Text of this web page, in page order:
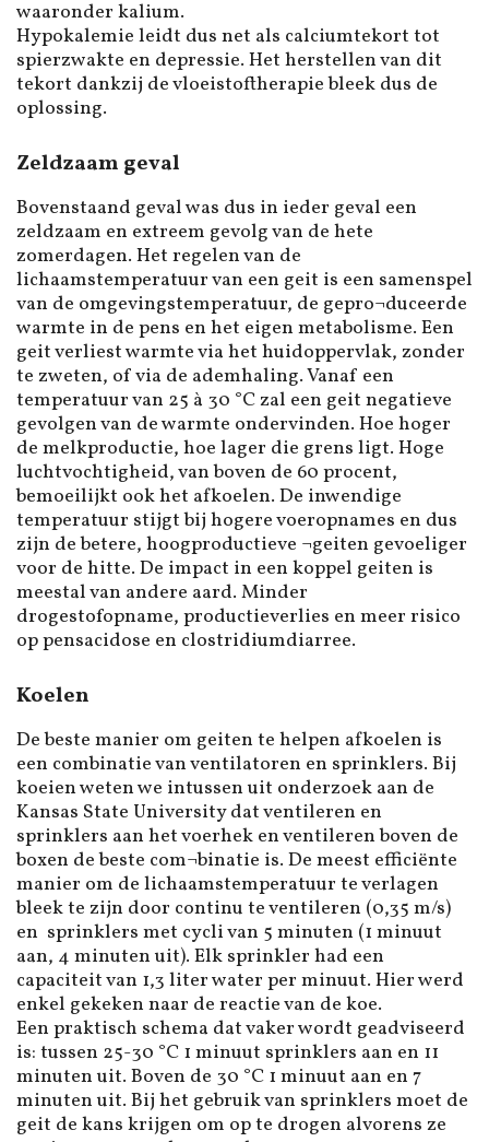
waaronder kalium.
Hypokalemie leidt dus net als calciumtekort tot
spierzwakte en depressie. Het herstellen van dit
tekort dankzij de vloeistoftherapie bleek dus de
oplossing.
Zeldzaam geval
Bovenstaand geval was dus in ieder geval een
zeldzaam en extreem gevolg van de hete
zomerdagen. Het regelen van de
lichaamstemperatuur van een geit is een samenspel
van de omgevingstemperatuur, de gepro¬duceerde
warmte in de pens en het eigen metabolisme. Een
geit verliest warmte via het huidoppervlak, zonder
te zweten, of via de ademhaling. Vanaf een
temperatuur van 25 à 30 °C zal een geit negatieve
gevolgen van de warmte ondervinden. Hoe hoger
de melkproductie, hoe lager die grens ligt. Hoge
luchtvochtigheid, van boven de 60 procent,
bemoeilijkt ook het afkoelen. De inwendige
temperatuur stijgt bij hogere voeropnames en dus
zijn de betere, hoogproductieve ¬geiten gevoeliger
voor de hitte. De impact in een koppel geiten is
meestal van andere aard. Minder
drogestofopname, productieverlies en meer risico
op pensacidose en clostridiumdiarree.
Koelen
De beste manier om geiten te helpen afkoelen is
een combinatie van ventilatoren en sprinklers. Bij
koeien weten we intussen uit onderzoek aan de
Kansas State University dat ventileren en
sprinklers aan het voerhek en ventileren boven de
boxen de beste com¬binatie is. De meest efficiënte
manier om de lichaamstemperatuur te verlagen
bleek te zijn door continu te ventileren (0,35 m/s)
en sprinklers met cycli van 5 minuten (1 minuut
aan, 4 minuten uit). Elk sprinkler had een
capaciteit van 1,3 liter water per minuut. Hier werd
enkel gekeken naar de reactie van de koe.
Een praktisch schema dat vaker wordt geadviseerd
is: tussen 25-30 °C 1 minuut sprinklers aan en 11
minuten uit. Boven de 30 °C 1 minuut aan en 7
minuten uit. Bij het gebruik van sprinklers moet de
geit de kans krijgen om op te drogen alvorens ze